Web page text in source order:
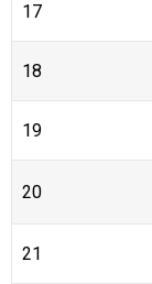
17
18
19
20
21